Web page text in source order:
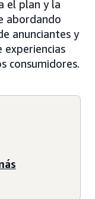
el plan y la
abordando
anunciantes y
experiencias
consumidores.